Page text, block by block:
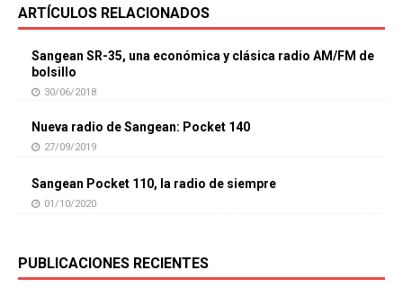
ARTÍCULOS RELACIONADOS
Sangean SR-35, una económica y clásica radio AM/FM de
bolsillo
30/06/2018
Nueva radio de Sangean: Pocket 140
27/09/2019
Sangean Pocket 110, la radio de siempre
01/10/2020
PUBLICACIONES RECIENTES